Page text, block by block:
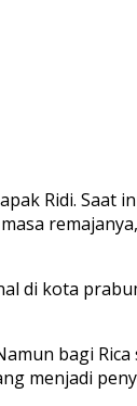
Ridi.
di kota
bagi
menjadi